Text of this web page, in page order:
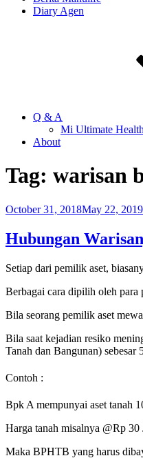
Diary Agen
Q & A
Mi Ultimate
About
Tag: warisan
Posted
October 31, 2018May 22, 2019
Hubungan
Setiap dari pemilik aset,
Berbagai cara dipilih oleh para
Bila seorang pemilik aset
Bila saat kejadian resiko
Tanah dan Bangunan) sebesar
Contoh :
Bpk A mempunyai aset tanah
Harga tanah misalnya @Rp
Maka BPHTB yang harus